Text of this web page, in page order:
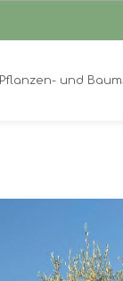
Pflanzen- und